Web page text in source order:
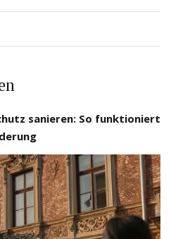
sanieren: So funktioniert